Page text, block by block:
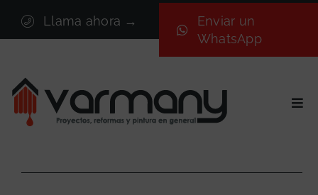
contenido
Llama ahora →
Enviar un
WhatsApp
Sectores